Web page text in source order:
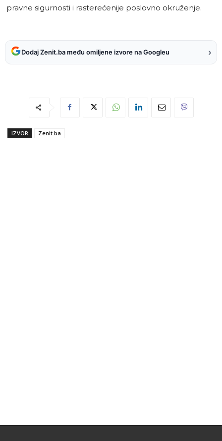
pravne sigurnosti i rasterećenije poslovno okruženje.
Dodaj Zenit.ba među omiljene izvore na Googleu ›
IZVOR Zenit.ba